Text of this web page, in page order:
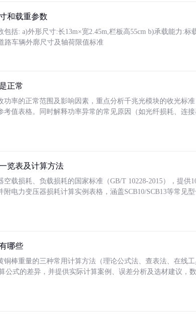
和载重参数
包括: a)外形尺寸:长13m×宽2.45m,栏板高55cm b)承载能力:标
路车辆外廓尺寸及轴荷限值标准
正常
功率的正常范围及影响因素，重点分析千兆光模块的收光标
考值表格。同时解释功率异常的常见原因（如光纤损耗、连
览表及计算方法
载损耗、负载损耗的国家标准（GB/T 10228-2015），提供
附电力变压器损耗计算实例表格，涵盖SCB10/SCB13等常见
哪些
铜棒重量的三种常用计算方法（理论公式法、查表法、在线
公式的差异，并提供实际计算案例、误差分析及选材建议，